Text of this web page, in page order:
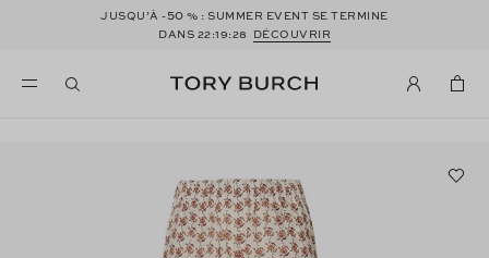
JUSQU’À -50 % : SUMMER EVENT SE TERMINE
DANS 22:19:27 DÉCOUVRIR